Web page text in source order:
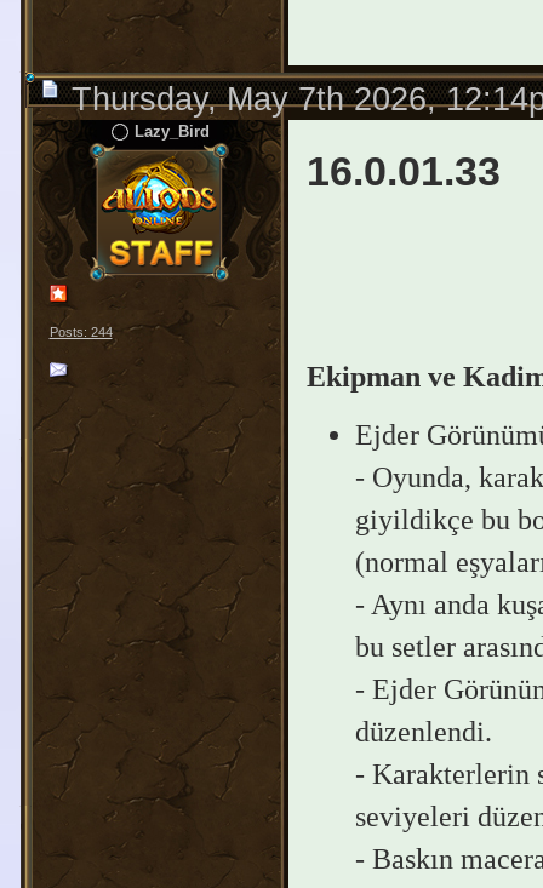
Thursday, May 7th 2026,
Lazy_Bird
Posts: 244
16.0.01.33
Ekipman ve
Ejder
- Oyunda,
giyildikçe bu
(normal
- Aynı anda
bu setler
- Ejder
düzenlendi.
- Karakterlerin
seviyeleri
- Baskın